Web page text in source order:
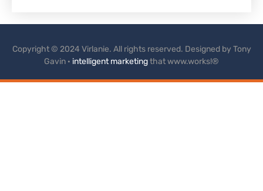
Copyright © 2024 Virlanie. All rights reserved. Designed by Tony
Gavin · intelligent marketingthat www.works!®